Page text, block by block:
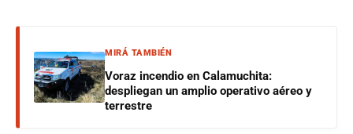
MIRÁ TAMBIÉN
Voraz incendio en Calamuchita:
despliegan un amplio operativo aéreo y
terrestre